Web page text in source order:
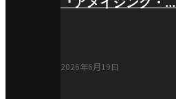
2026年6月19日